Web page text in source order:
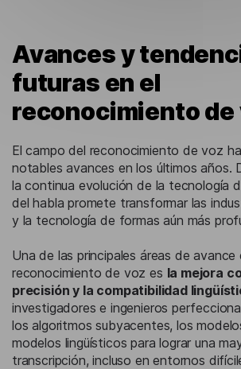
Avances y
futuras en el
reconocimiento de
El campo del reconocimiento de voz
notables avances en los últimos años.
la continua evolución de la tecnología
del habla promete transformar las
y la tecnología de formas aún más
Una de las principales áreas de avance
reconocimiento de voz es la mejora
precisión y la compatibilidad
investigadores e ingenieros
los algoritmos subyacentes, los
modelos lingüísticos para lograr una
transcripción, incluso en entornos